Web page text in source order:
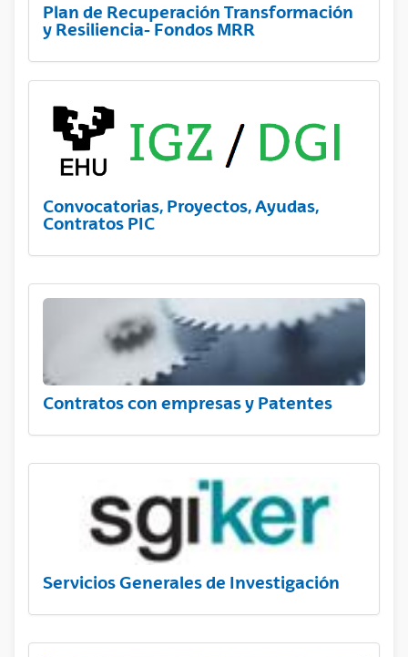
Plan de Recuperación Transformación
y Resiliencia- Fondos MRR
Convocatorias, Proyectos, Ayudas,
Contratos PIC
Contratos con empresas y Patentes
Servicios Generales de Investigación